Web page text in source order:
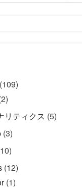
(109)
リティクス (5)
(3)
(12)
(1)